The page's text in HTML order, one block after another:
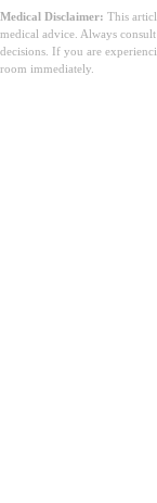
Medical Disclaimer: This
medical advice. Always
decisions. If you are
room immediately.